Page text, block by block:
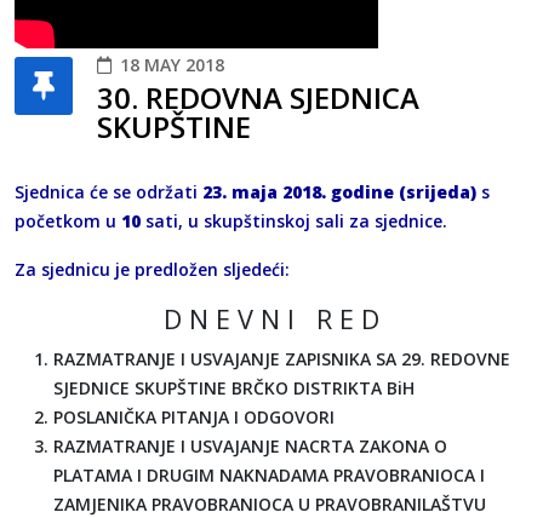
18 MAY 2018
30. REDOVNA SJEDNICA
SKUPŠTINE
Sjednica će se održati 23. maja 2018. godine (srijeda) s
početkom u 10 sati, u skupštinskoj sali za sjednice.
Za sjednicu je predložen sljedeći:
D N E V N I R E D
RAZMATRANJE I USVAJANJE ZAPISNIKA SA 29. REDOVNE
SJEDNICE SKUPŠTINE BRČKO DISTRIKTA BiH
POSLANIČKA PITANJA I ODGOVORI
RAZMATRANJE I USVAJANJE NACRTA ZAKONA O
PLATAMA I DRUGIM NAKNADAMA PRAVOBRANIOCA I
ZAMJENIKA PRAVOBRANIOCA U PRAVOBRANILAŠTVU